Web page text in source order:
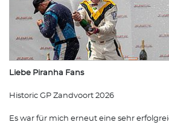
Liebe Piranha Fans
Historic GP Zandvoort 2026
Es war für mich erneut eine sehr